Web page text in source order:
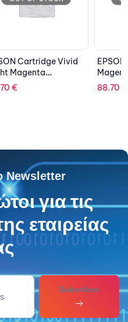
EPSON Cartridge Light
Magenta C13T602C00
Newsletter
για τις
εταιρείας
Subcribes